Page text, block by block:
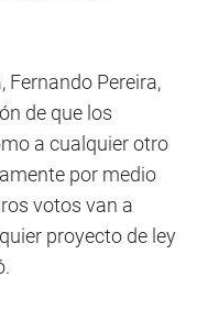
Fernando Pereira,
de que los
a cualquier otro
por medio
votos van a
proyecto de ley